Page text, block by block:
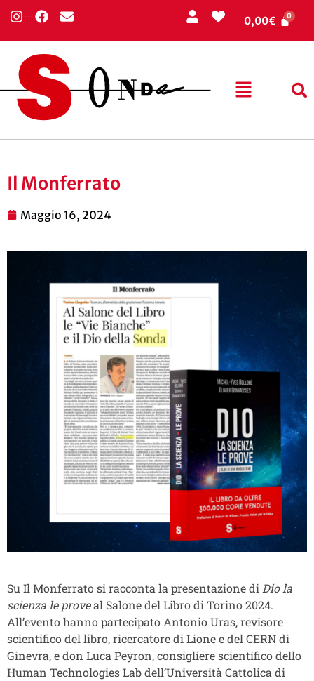
0,00€
Il Monferrato
Maggio 16, 2024
Su Il Monferrato si racconta la presentazione di Dio la
scienza le proveal Salone del Libro di Torino 2024.
All’evento hanno partecipato Antonio Uras, revisore
scientifico del libro, ricercatore di Lione e del CERN di
Ginevra, e don Luca Peyron, consigliere scientifico dello
Human Technologies Lab dell’Università Cattolica di